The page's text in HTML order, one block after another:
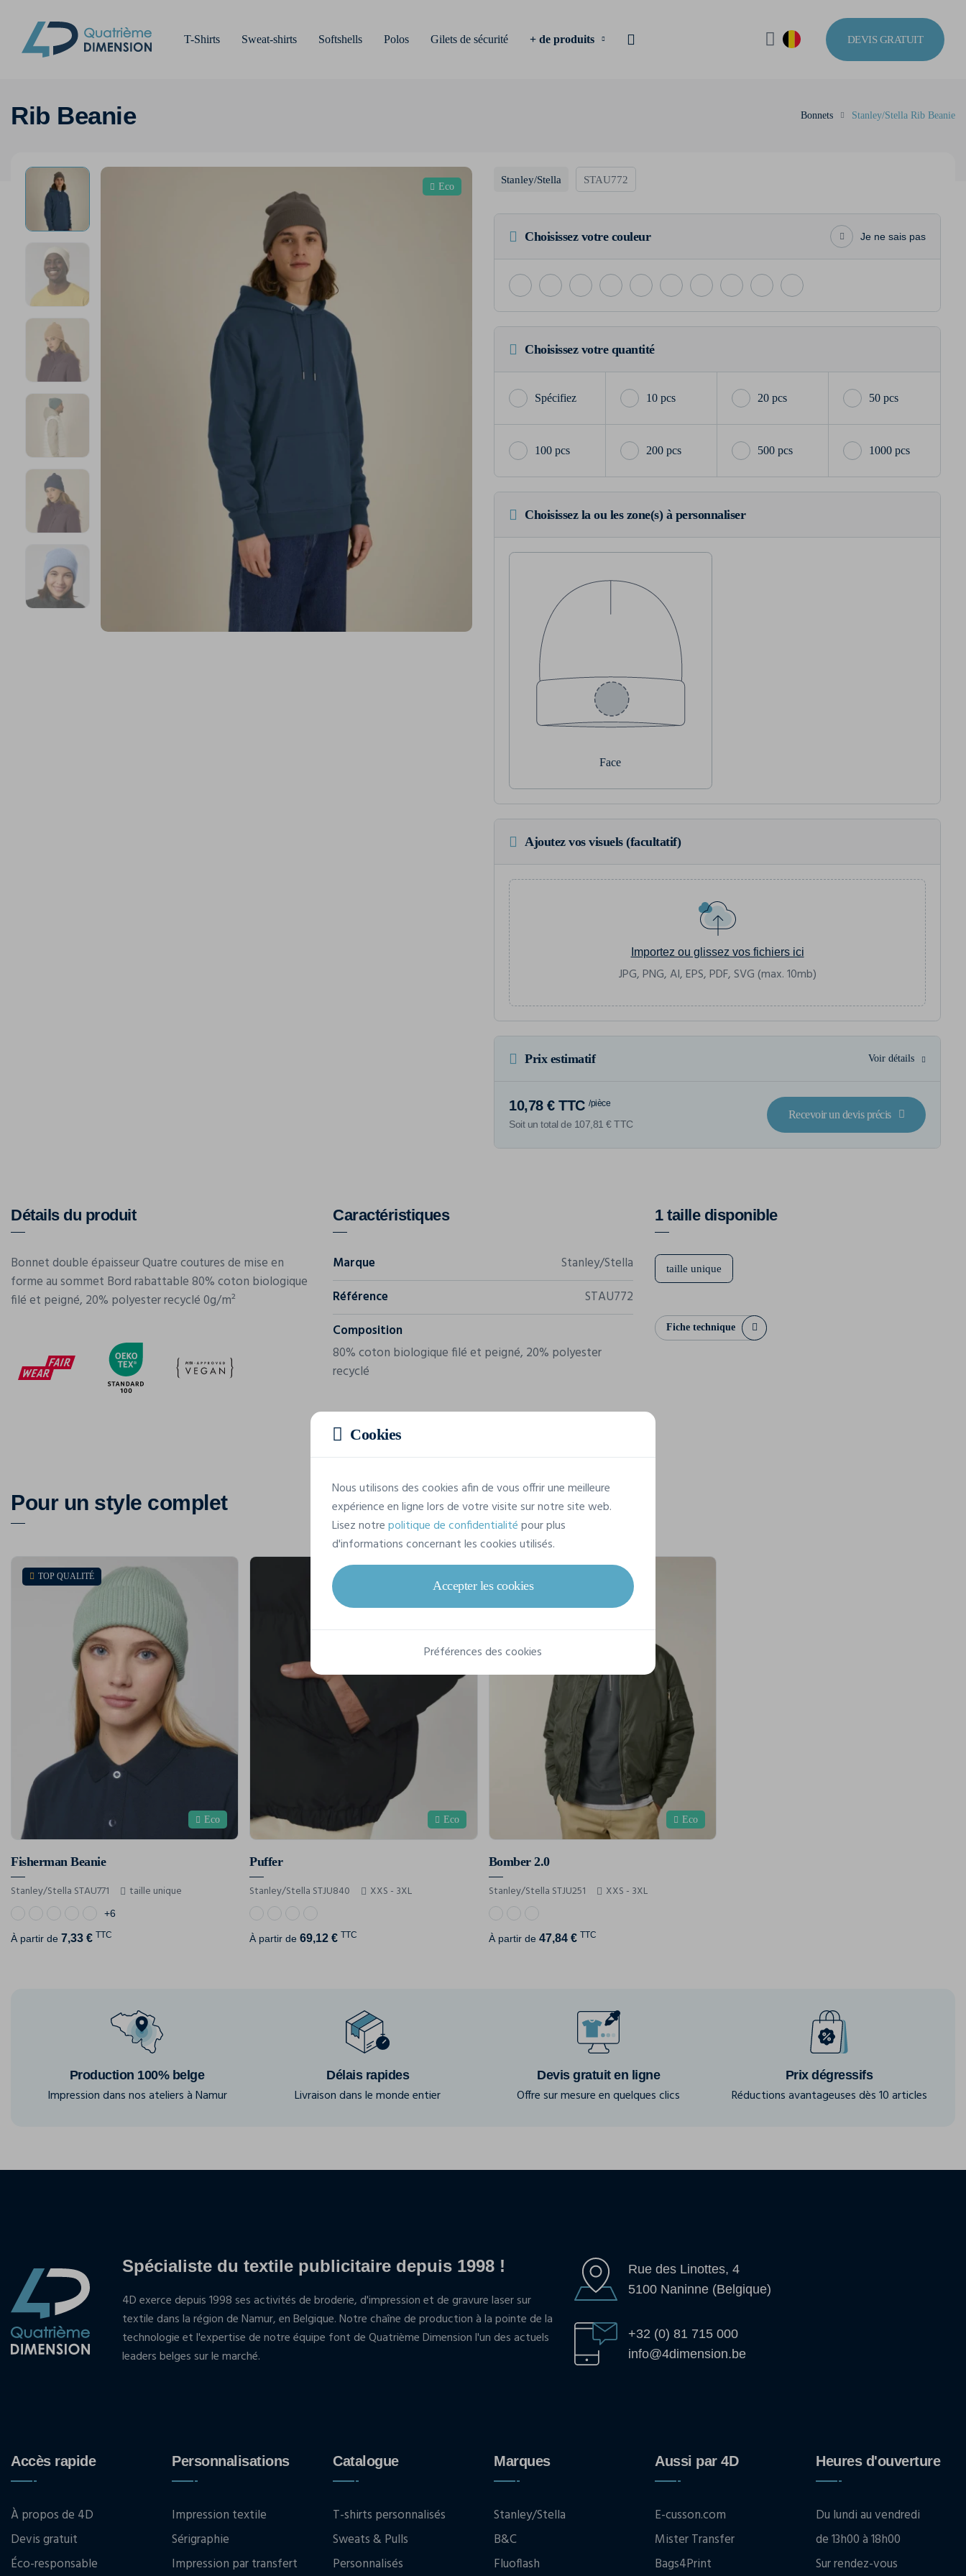
T-Shirts Sweat-shirts Softshells Polos Gilets de sécurité + de produits DEVIS GRATUIT
Rib Beanie Bonnets Stanley/Stella Rib Beanie
Eco
Stanley/Stella STAU772
Choisissez votre couleur Je ne sais pas
Choisissez votre quantité
10 pcs 20 pcs 50 pcs
100 pcs 200 pcs 500 pcs 1000 pcs
Choisissez la ou les zone(s) à personnaliser
Face
Ajoutez vos visuels (facultatif)
Importez ou glissez vos fichiers ici
JPG, PNG, AI, EPS, PDF, SVG (max. 10mb)
Prix estimatif Voir détails
10,78 € TTC /pièce
Soit un total de 107,81 € TTC
Recevoir un devis précis
Détails du produit
Bonnet double épaisseur Quatre coutures de mise en
forme au sommet Bord rabattable 80% coton biologique
filé et peigné, 20% polyester recyclé 0g/m²
Caractéristiques
Marque
Stanley/Stella
Référence
STAU772
Composition
80% coton biologique filé et peigné, 20% polyester
recyclé
1 taille disponible
taille unique
Fiche technique
Pour un style complet
TOP QUALITÉ
Eco
Fisherman Beanie
Stanley/Stella STAU771 taille unique
+6
À partir de 7,33 € TTC
Eco
Puffer
Stanley/Stella STJU840 XXS - 3XL
À partir de69,12 € TTC
Eco
Bomber 2.0
Stanley/Stella STJU251 XXS - 3XL
À partir de 47,84 € TTC
Production 100% belge
Impression dans nos ateliers à Namur
Délais rapides
Livraison dans le monde entier
Devis gratuit en ligne
Offre sur mesure en quelques clics
Prix dégressifs
Réductions avantageuses dès 10 articles
Spécialiste du textile publicitaire depuis 1998 !
4D exerce depuis 1998 ses activités de broderie, d'impression et de gravure laser sur
textile dans la région de Namur, en Belgique. Notre chaîne de production à la pointe de la
technologie et l'expertise de notre équipe font de Quatrième Dimension l'un des actuels
leaders belges sur le marché.
Rue des Linottes, 4
5100 Naninne (Belgique)
+32 (0) 81 715 000
info@4dimension.be
Accès rapide
À propos de 4D
Devis gratuit
Éco-responsable
Personnalisations
Impression textile
Sérigraphie
Impression par transfert
Catalogue
T-shirts personnalisés
Sweats & Pulls
Personnalisés
Marques
Stanley/Stella
B&C
Fluoflash
Aussi par 4D
E-cusson.com
Mister Transfer
Bags4Print
Heures d'ouverture
Du lundi au vendredi
de 13h00 à 18h00
Sur rendez-vous
Cookies
Nous utilisons des cookies afin de vous offrir une meilleure
expérience en ligne lors de votre visite sur notre site web.
Lisez notrepolitique de confidentialitépour plus
d'informations concernant les cookies utilisés.
Accepter les cookies
Préférences des cookies